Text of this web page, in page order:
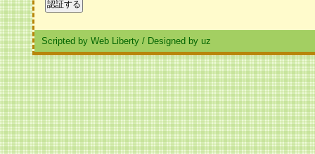
Scripted by Web Liberty / Designed by uz